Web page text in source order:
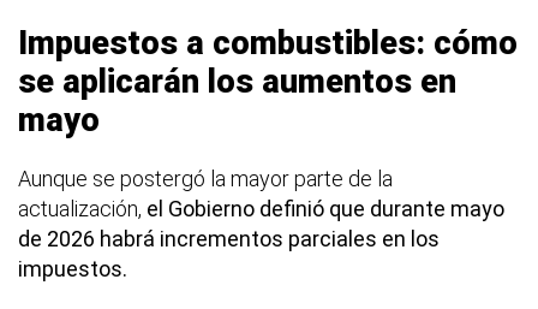
Impuestos a combustibles: cómo
se aplicarán los aumentos en
mayo
Aunque se postergó la mayor parte de la
actualización, el Gobierno definió que durante mayo
de 2026 habrá incrementos parciales en los
impuestos.